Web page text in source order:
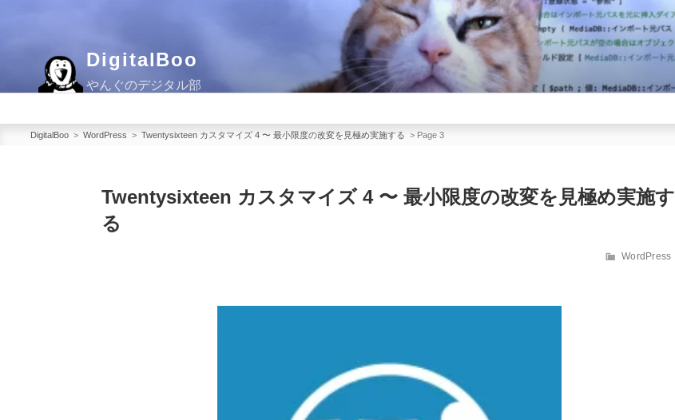
ツ
DigitalBoo
やんぐのデジタル部
DigitalBoo > WordPress > Twentysixteen カスタマイズ 4 〜 最小限度の改変を見極め実施する > Page 3
Twentysixteen カスタマイズ 4 〜 最小限度の改変を見極め実施す
る
カ
WordPress